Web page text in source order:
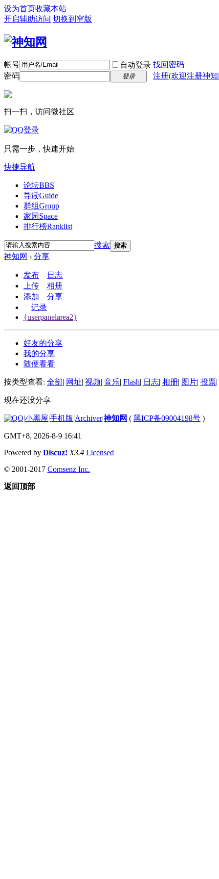
设为首页收藏本站
开启辅助访问 切换到窄版
帐号 自动登录 找回密码
密码
登录 注册(欢迎注册神
扫一扫，访问微社区
只需一步，快速开始
快捷导航
论坛BBS
导读Guide
群组Group
家园 Space
排行榜Ranklist
搜索 搜索
神知网 › 分享
发布
日志
上传
相册
添加
分享
记录
{userpanelarea2}
好友的分享
我的分享
随便看看
按类型查看: 全部| 网址| 视频| 音乐| Flash| 日志| 相册| 图片| 投票|
现在还没分享
|小黑屋|手机版|Archiver|神知网 ( 黑ICP备09004198号 )
GMT+8, 2026-8-9 16:41
Powered by Discuz! X3.4 Licensed
© 2001-2017 Comsenz Inc.
返回顶部